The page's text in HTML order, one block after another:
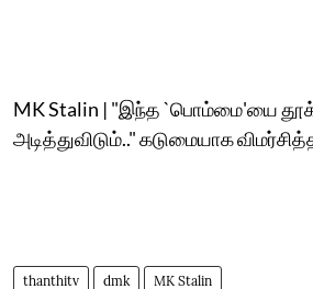
MK Stalin | "இந்த `பொம்மை'யை
அடித்துவிடும்.." கடுமையாக
thanthitv dmk MK Stalin